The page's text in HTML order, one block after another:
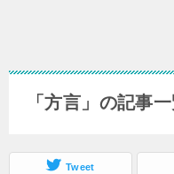
「方言」の記事
Tweet